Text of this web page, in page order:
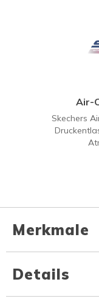
Air-
Skechers
Merkmale
Details